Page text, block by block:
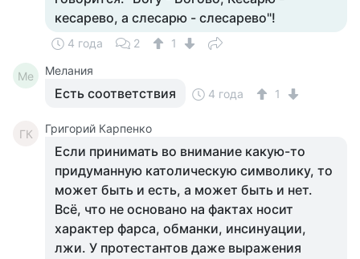
кесарево, а слесарю - слесарево"!
4 года 2 1
Ме Мелания
Есть соответствия 4 года 1
ГК Григорий Карпенко
Если принимать во внимание какую-то
придуманную католическую символику, то
может быть и есть, а может быть и нет.
Всё, что не основано на фактах носит
характер фарса, обманки, инсинуации,
лжи. У протестантов даже выражения